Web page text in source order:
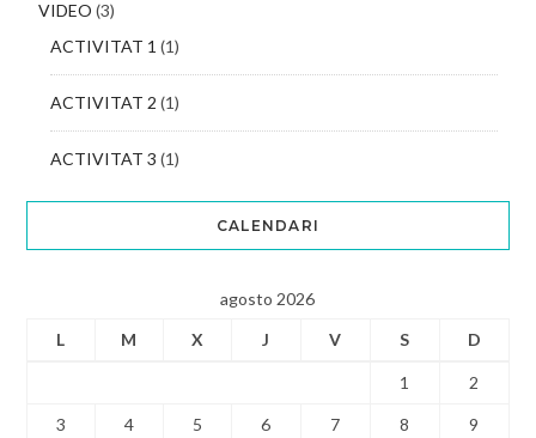
VIDEO (3)
ACTIVITAT 1 (1)
ACTIVITAT 2 (1)
ACTIVITAT 3 (1)
CALENDARI
agosto 2026
L
M X J V S D
1 2
3 4 5 6 7 8 9